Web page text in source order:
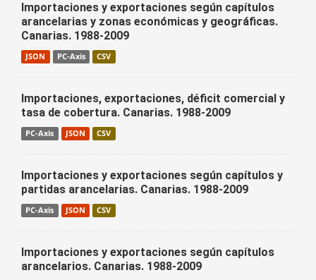
Importaciones y exportaciones según capítulos
arancelarias y zonas económicas y geográficas.
Canarias. 1988-2009
JSON PC-Axis CSV
Importaciones, exportaciones, déficit comercial y
tasa de cobertura. Canarias. 1988-2009
PC-Axis JSON CSV
Importaciones y exportaciones según capítulos y
partidas arancelarias. Canarias. 1988-2009
PC-Axis JSON CSV
Importaciones y exportaciones según capítulos
arancelarios. Canarias. 1988-2009